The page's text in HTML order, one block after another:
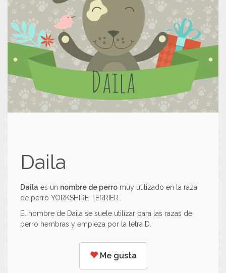
Daila
Daila
Daila es un nombre de perro muy utilizado en la raza
de perro YORKSHIRE TERRIER.
El nombre de Daila se suele utilizar para las razas de
perro hembras y empieza por la letra D.
Me gusta